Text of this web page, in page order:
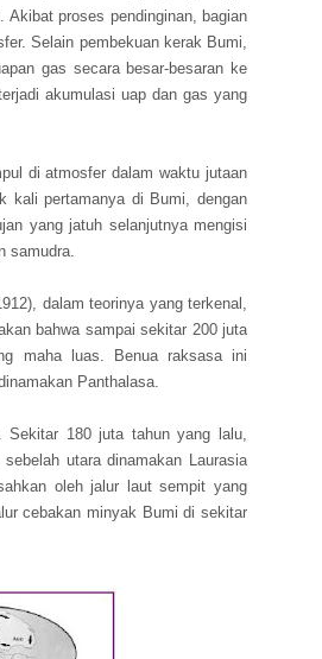
Akibat proses pendinginan, bagian
Selain pembekuan kerak Bumi,
gas secara besar-besaran ke
akumulasi uap dan gas yang
di atmosfer dalam waktu jutaan
kali pertamanya di Bumi, dengan
yang jatuh selanjutnya mengisi
samudra.
dalam teorinya yang terkenal,
bahwa sampai sekitar 200 juta
maha luas. Benua raksasa ini
Panthalasa.
Sekitar 180 juta tahun yang lalu,
utara dinamakan Laurasia
oleh jalur laut sempit yang
cebakan minyak Bumi di sekitar